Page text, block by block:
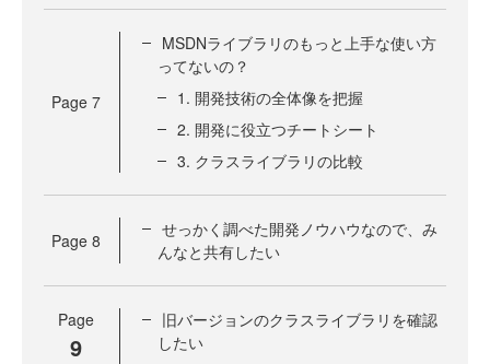
Page 7
MSDNライブラリのもっと上手な使い方
ってないの？
1. 開発技術の全体像を把握
2. 開発に役立つチートシート
3. クラスライブラリの比較
Page 8
せっかく調べた開発ノウハウなので、み
んなと共有したい
Page
9
旧バージョンのクラスライブラリを確認
したい